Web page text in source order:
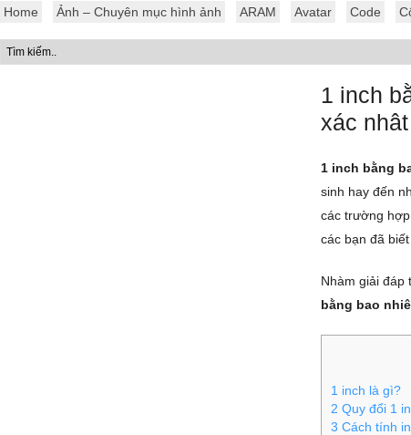
Home Ảnh – Chuyên mục hình ảnh ARAM Avatar Code
1 inch
xác nhât
1 inch bằng
sinh hay đến
các trường
các bạn đã biết
Nhàm giải đáp
bằng bao
1 inch là gì?
2 Quy đổi 1
3 Cách tính